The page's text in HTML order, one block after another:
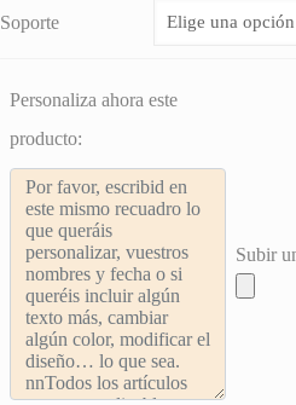
2,50€
Soporte
Personaliza ahora este
producto:
Subir